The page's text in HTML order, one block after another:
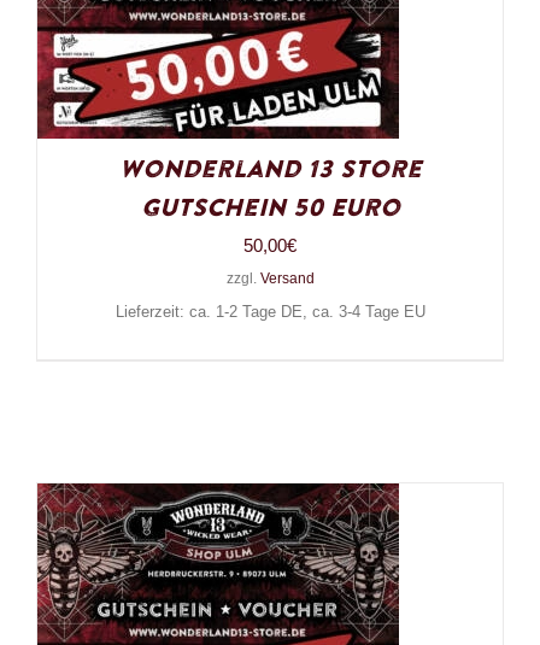
Wonderland 13 Store
Gutschein 50 Euro
50,00€
zzgl. Versand
Lieferzeit: ca. 1-2 Tage DE, ca. 3-4 Tage EU